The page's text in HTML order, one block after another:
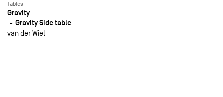
Tables
Gravity
Gravity Side table
van der Wiel